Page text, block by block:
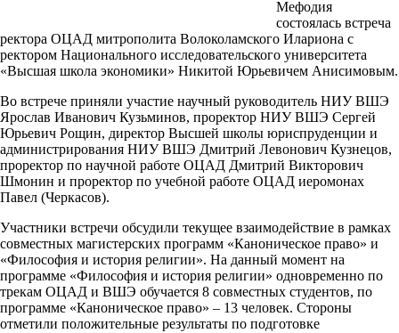
Мефодия
состоялась встреча
ректора ОЦАД митрополита Волоколамского Илариона с
ректором Национального исследовательского университета
«Высшая школа экономики» Никитой Юрьевичем Анисимовым.
Во встрече приняли участие научный руководитель НИУ ВШЭ
Ярослав Иванович Кузьминов, проректор НИУ ВШЭ Сергей
Юрьевич Рощин, директор Высшей школы юриспруденции и
администрирования НИУ ВШЭ Дмитрий Левонович Кузнецов,
проректор по научной работе ОЦАД Дмитрий Викторович
Шмонин и проректор по учебной работе ОЦАД иеромонах
Павел (Черкасов).
Участники встречи обсудили текущее взаимодействие в рамках
совместных магистерских программ «Каноническое право» и
«Философия и история религии». На данный момент на
программе «Философия и история религии» одновременно по
трекам ОЦАД и ВШЭ обучается 8 совместных студентов, по
программе «Каноническое право» – 13 человек. Стороны
отметили положительные результаты по подготовке